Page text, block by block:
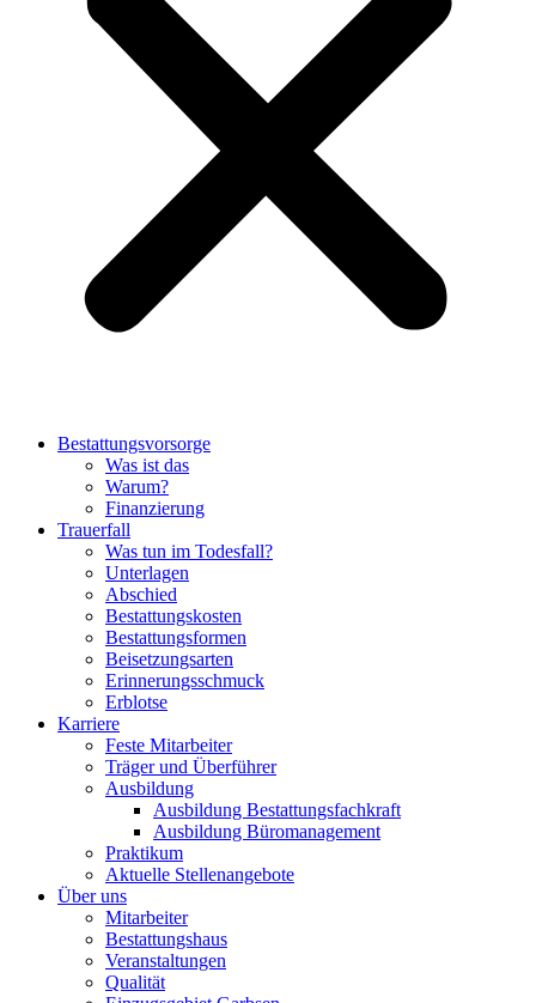
Bestattungsvorsorge
Was ist das
Warum?
Finanzierung
Trauerfall
Was tun im Todesfall?
Unterlagen
Abschied
Bestattungskosten
Bestattungsformen
Beisetzungsarten
Erinnerungsschmuck
Erblotse
Karriere
Feste Mitarbeiter
Träger und Überführer
Ausbildung
Ausbildung Bestattungsfachkraft
Ausbildung Büromanagement
Praktikum
Aktuelle Stellenangebote
Über uns
Mitarbeiter
Bestattungshaus
Veranstaltungen
Qualität